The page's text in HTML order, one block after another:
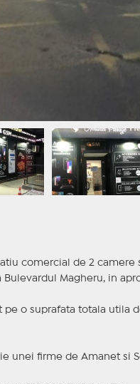
comercial de 2
Magheru, in
o suprafata totala utila
unei firme de Amanet si